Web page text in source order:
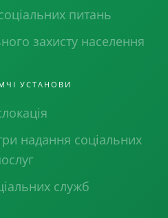
питань
захисту населення
УСТАНОВИ
надання соціальних
служб